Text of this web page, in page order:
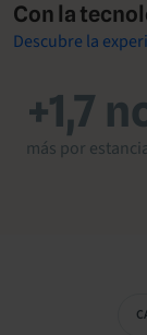
Con la
Descubre la
+1,7
más por